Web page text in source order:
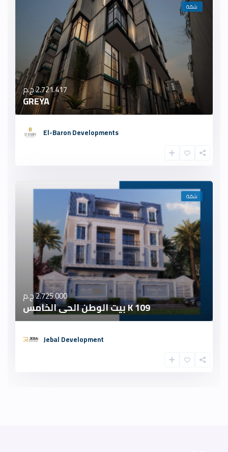
شقة
GREYA
El-Baron Developments
شقة
2.725.000 ج.م
K 109 بيت الوطن الحى الخامس
Jebal Development